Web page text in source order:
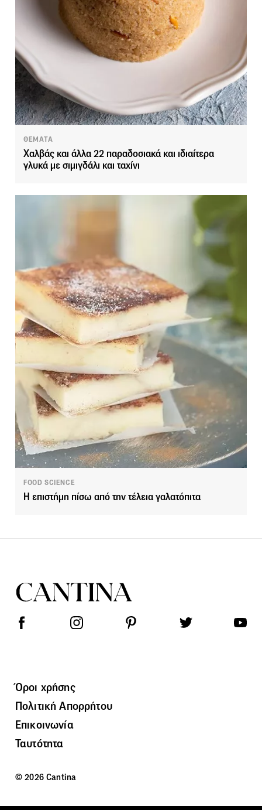
ΘΕΜΑΤΑ
Χαλβάς και άλλα 22 παραδοσιακά και ιδιαίτερα
γλυκά με σιμιγδάλι και ταχίνι
FOOD SCIENCE
Η επιστήμη πίσω από την τέλεια γαλατόπιτα
Όροι χρήσης
Πολιτική Απορρήτου
Επικοινωνία
Ταυτότητα
© 2026 Cantina